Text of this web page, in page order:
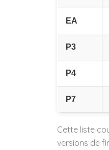
EA
P3
P4
P7
Cette liste
versions de